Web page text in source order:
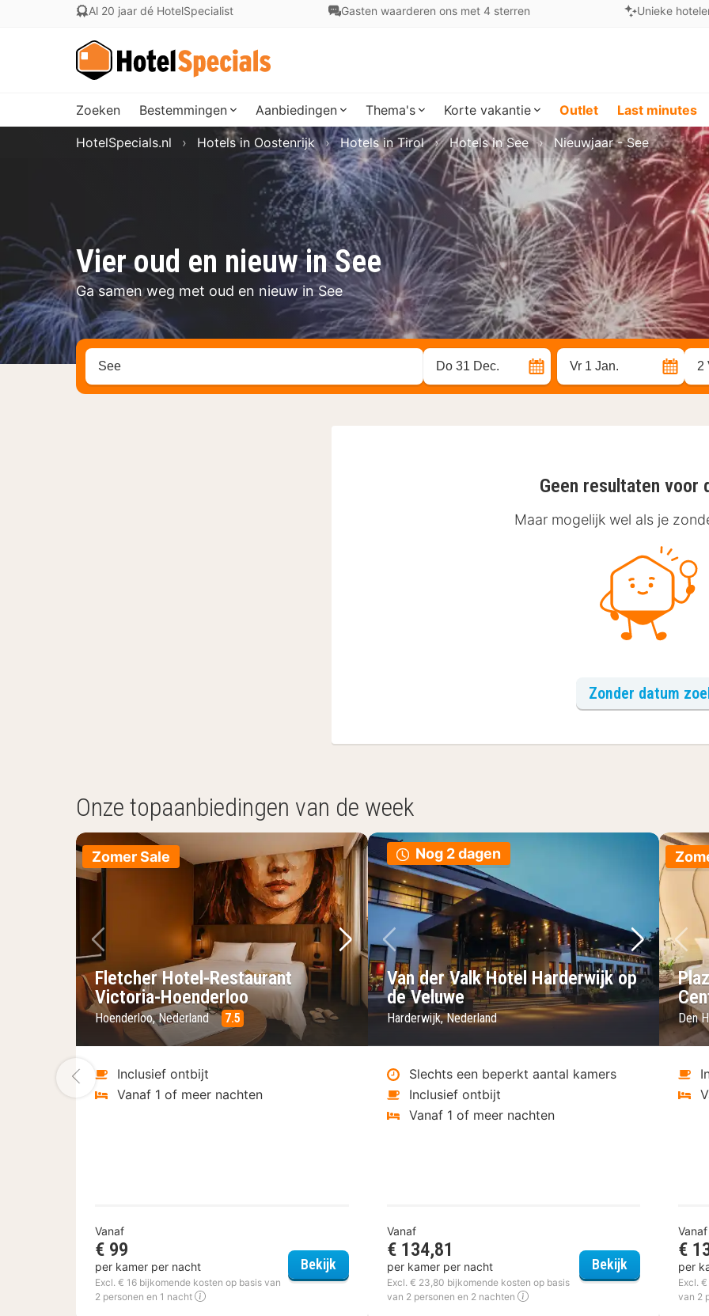
Al 20 jaar dé HotelSpecialist Gasten waarderen ons met 4 sterren Unieke
Zoeken Bestemmingen Aanbiedingen Thema's Korte vakantie Outlet Last minutes
Vier oud en nieuw in See
Ga samen weg met oud en nieuw in See
HotelSpecials.nl Hotels in Oostenrijk Hotels in Tirol Hotels in See Nieuwjaar - See
Zoek op hotel, regio of stad Do 31 Dec. Vr 1 Jan. 2
Geen resultaten voor
Maar mogelijk wel als je
Zonder datum
Onze topaanbiedingen van de week
Zomer Sale
Vorige foto
Volgende foto
Fletcher Hotel-Restaurant
Victoria-Hoenderloo
Hoenderloo, Nederland 7.5
Inclusief ontbijt
Vanaf 1 of meer nachten
Vanaf
€ 99
per kamer per nacht
Excl. € 16 bijkomende kosten op basis van
2 personen en 1 nacht
BekijkFletcher Hotel-Restaurant Victoria-Hoenderloo
Nog 2 dagen
Vorige foto
Volgende
Van der Valk Hotel Harderwijk op
de Veluwe
Harderwijk, Nederland
Slechts een beperkt aantal kamers
Inclusief ontbijt
Vanaf 1 of meer nachten
Vanaf
€ 134,81
per kamer per nacht
Excl. € 23,80 bijkomende kosten op basis
van 2 personen en 2 nachten
Bekijk Van der Valk
Den
Vanaf
€
per
Excl.
van 2
Vorige foto